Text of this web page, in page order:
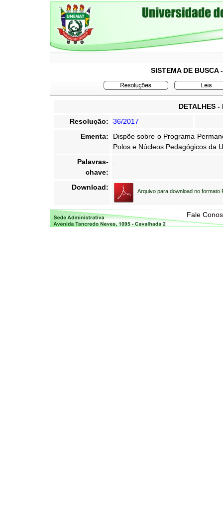
SISTEMA DE BUSCA
DETALHES -
Resolução:
36/2017
Ementa:
Dispõe sobre o Programa
Polos e Núcleos Pedagógicos da
Palavras-
chave:
Download: Arquivo para download no formato
Fale